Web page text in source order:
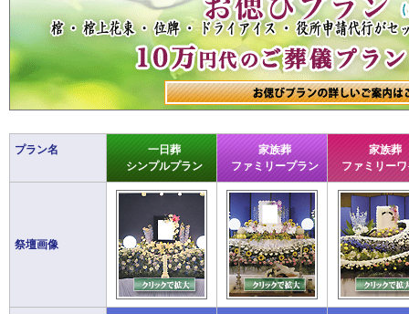
プラン名
一日葬
シンプルプラン
家族葬
ファミリープラン
家族葬
ファミリー
祭壇画像